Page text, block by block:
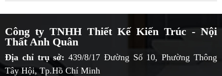
Công ty TNHH Thiết Kế Kiến Trúc - Nội
Thất Anh Quân
Địa chỉ trụ sở: 439/8/17 Đường Số 10, Phường Thông
Tây Hội, Tp.Hồ Chí Minh